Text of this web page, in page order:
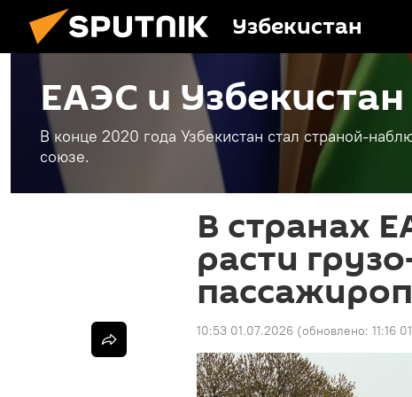
Узбекистан
ЕАЭС и Узбекистан
В конце 2020 года Узбекистан стал страной-
союзе.
В странах
расти
10:53 01.07.2026 (обновлено: 11:16